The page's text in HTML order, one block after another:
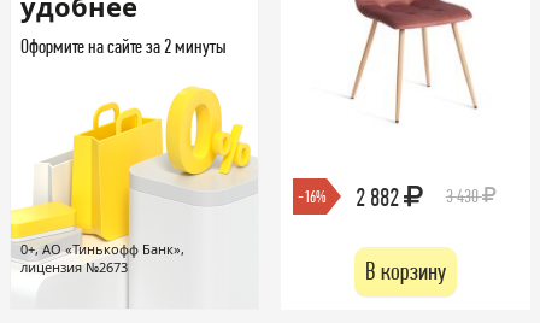
Оформите на сайте за 2 минуты
0+, АО «Тинькофф Банк»,
лицензия №2673
-16% 2 882 3 430
В корзину